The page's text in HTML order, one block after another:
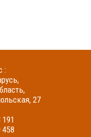
:
27
458